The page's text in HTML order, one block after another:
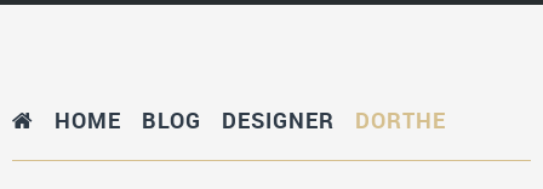
HOME BLOG DESIGNER DORTHE